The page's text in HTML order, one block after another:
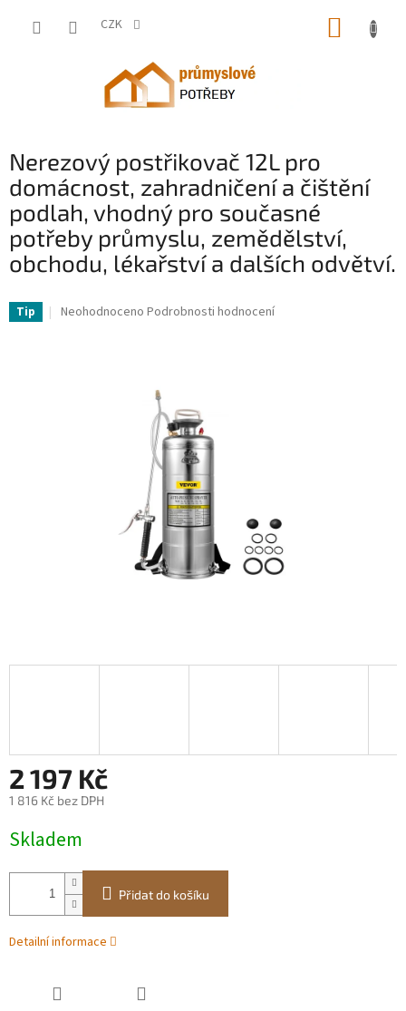
CZK
Nerezový postřikovač 12L pro
domácnost, zahradničení a čištění
podlah, vhodný pro současné
potřeby průmyslu, zemědělství,
obchodu, lékařství a dalších odvětví.
Tip
Průměrné
Neohodnoceno Podrobnosti hodnocení
2 197 Kč
1 816 Kč bez DPH
cena:
Skladem
Přidat do košíku
Detailní informace